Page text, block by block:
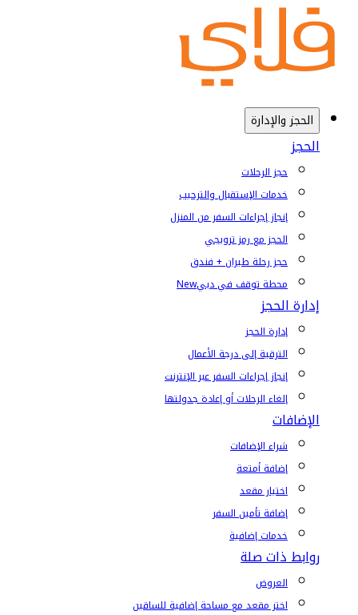
الحجز والإدارة
الحجز
حجز الرحلات
خدمات الإستقبال والترحيب
إنجاز إجراءات السفر من المنزل
الحجز مع رمز ترويجي
حجز رحلة طيران + فندق
محطة توقف في دبيNew
إدارة الحجز
إدارة الحجز
الترقية إلى درجة الأعمال
إنجاز إجراءات السفر عبر الإنترنت
إلغاء الرحلات أو إعادة جدولتها
الإضافات
شراء الإضافات
إضافة أمتعة
اختيار مقعد
إضافة تأمين السفر
خدمات إضافية
روابط ذات صلة
العروض
اختر مقعد مع مساحة إضافية للساقين